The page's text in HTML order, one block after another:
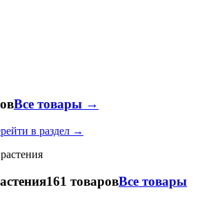
Все товары →
в раздел →
161 товаровВсе товары